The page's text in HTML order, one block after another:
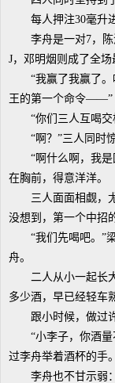
每人押注30毫升进
李舟是一对7，陈
J，邓明烟则成了全场
“我赢了我赢了。
王的第一个命令——”
“你们三人互喝交
“啊？”三人同时惊
“啊什么啊，我是
在胸前，得意洋洋。
三人面面相觑，尤
没想到，第一个中招
“我们先喝吧。”梁
舟。
二人从小一起长大
多少酒，早已经轻车
跟小时候，做过许
“小李子，你酒量
过李舟举着酒杯的手。
李舟也不甘示弱：